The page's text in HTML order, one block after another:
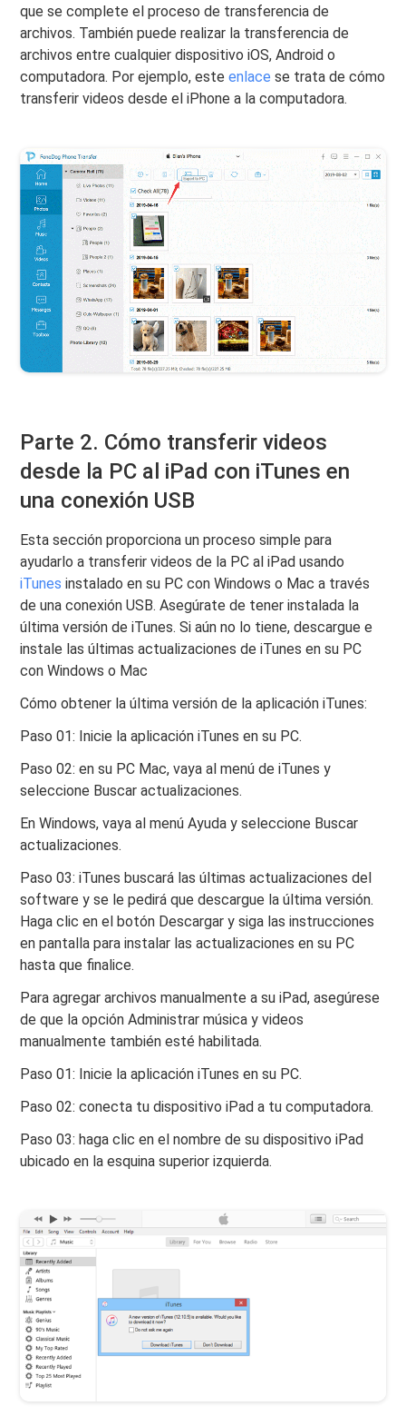
que se complete el proceso de transferencia de
archivos. También puede realizar la transferencia de
archivos entre cualquier dispositivo iOS, Android o
computadora. Por ejemplo, esteenlace se trata de cómo
transferir videos desde el iPhone a la computadora.
Parte 2. Cómo transferir videos
desde la PC al iPad con iTunes en
una conexión USB
Esta sección proporciona un proceso simple para
ayudarlo a transferir videos de la PC al iPad usando
iTunes instalado en su PC con Windows o Mac a través
de una conexión USB. Asegúrate de tener instalada la
última versión de iTunes. Si aún no lo tiene, descargue e
instale las últimas actualizaciones de iTunes en su PC
con Windows o Mac
Cómo obtener la última versión de la aplicación iTunes:
Paso 01: Inicie la aplicación iTunes en su PC.
Paso 02: en su PC Mac, vaya al menú de iTunes y
seleccione Buscar actualizaciones.
En Windows, vaya al menú Ayuda y seleccione Buscar
actualizaciones.
Paso 03: iTunes buscará las últimas actualizaciones del
software y se le pedirá que descargue la última versión.
Haga clic en el botón Descargar y siga las instrucciones
en pantalla para instalar las actualizaciones en su PC
hasta que finalice.
Para agregar archivos manualmente a su iPad, asegúrese
de que la opción Administrar música y videos
manualmente también esté habilitada.
Paso 01: Inicie la aplicación iTunes en su PC.
Paso 02: conecta tu dispositivo iPad a tu computadora.
Paso 03: haga clic en el nombre de su dispositivo iPad
ubicado en la esquina superior izquierda.